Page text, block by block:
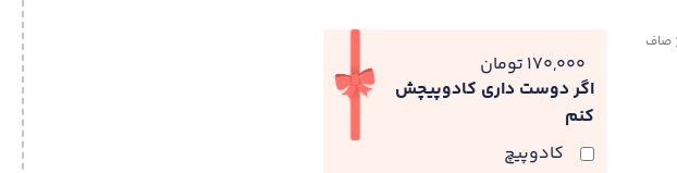
صاف
اگر دوست داری کادوپیچش
کنم
کادوپیچ
170,000 تومان